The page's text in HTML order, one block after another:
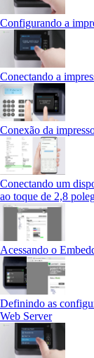
Configurando a
Conectando a
Conexão da
Conectando um
ao toque de 2,8
Acessando o
Definindo as
Web Server